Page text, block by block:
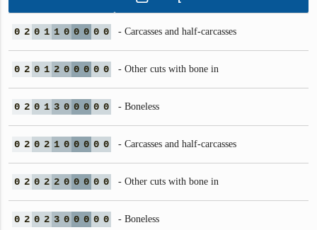
0 2 0 1 1 0 0 0 0 0 - Carcasses and half-carcasses
0 2 0 1 2 0 0 0 0 0 - Other cuts with bone in
0 2 0 1 3 0 0 0 0 0 - Boneless
0 2 0 2 1 0 0 0 0 0 - Carcasses and half-carcasses
0 2 0 2 2 0 0 0 0 0 - Other cuts with bone in
0 2 0 2 3 0 0 0 0 0 - Boneless